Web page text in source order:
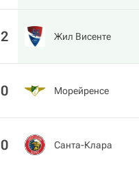
2 Жил Висенте
0 Морейренсе
0 Санта-Клара